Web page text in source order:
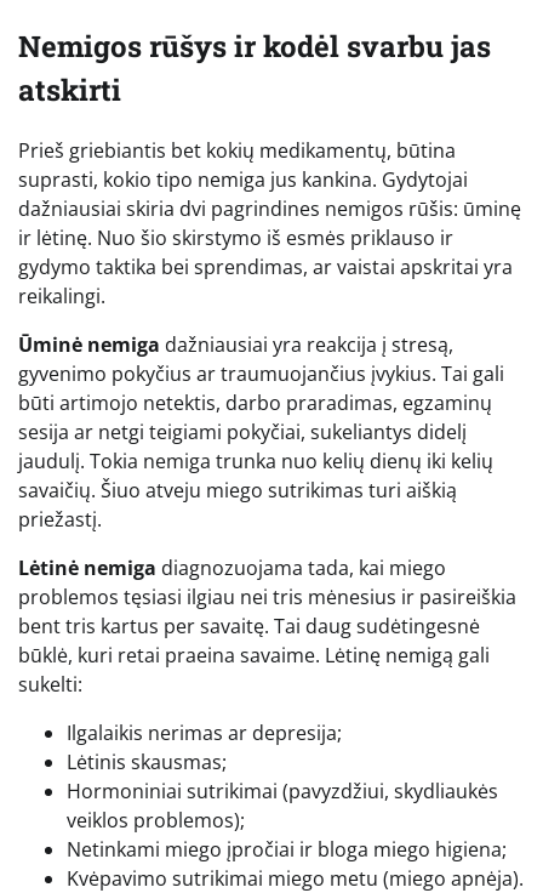
Nemigos rūšys ir kodėl svarbu jas
atskirti
Prieš griebiantis bet kokių medikamentų, būtina
suprasti, kokio tipo nemiga jus kankina. Gydytojai
dažniausiai skiria dvi pagrindines nemigos rūšis: ūminę
ir lėtinę. Nuo šio skirstymo iš esmės priklauso ir
gydymo taktika bei sprendimas, ar vaistai apskritai yra
reikalingi.
Ūminė nemiga dažniausiai yra reakcija į stresą,
gyvenimo pokyčius ar traumuojančius įvykius. Tai gali
būti artimojo netektis, darbo praradimas, egzaminų
sesija ar netgi teigiami pokyčiai, sukeliantys didelį
jaudulį. Tokia nemiga trunka nuo kelių dienų iki kelių
savaičių. Šiuo atveju miego sutrikimas turi aiškią
priežastį.
Lėtinė nemiga diagnozuojama tada, kai miego
problemos tęsiasi ilgiau nei tris mėnesius ir pasireiškia
bent tris kartus per savaitę. Tai daug sudėtingesnė
būklė, kuri retai praeina savaime. Lėtinę nemigą gali
sukelti:
Ilgalaikis nerimas ar depresija;
Lėtinis skausmas;
Hormoniniai sutrikimai (pavyzdžiui, skydliaukės
veiklos problemos);
Netinkami miego įpročiai ir bloga miego higiena;
Kvėpavimo sutrikimai miego metu (miego apnėja).